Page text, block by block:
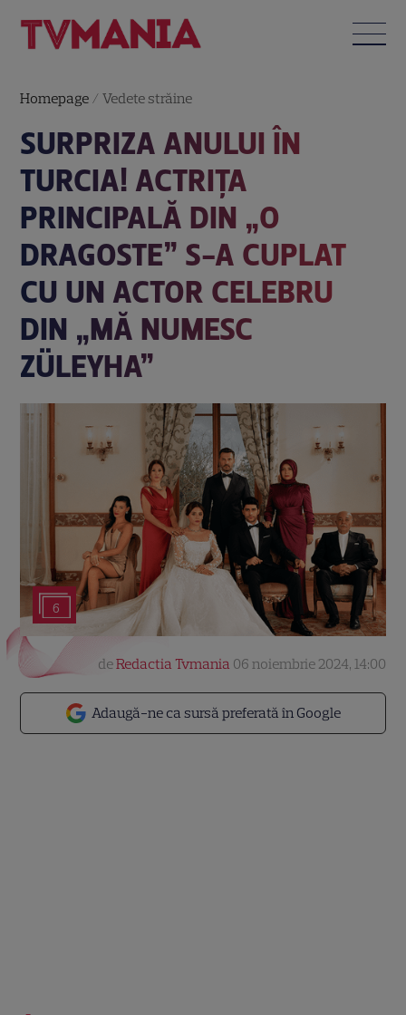
Homepage /Vedete străine
SURPRIZA ANULUI ÎN
TURCIA! ACTRIȚA
PRINCIPALĂ DIN „O
DRAGOSTE” S-A CUPLAT
CU UN ACTOR CELEBRU
DIN „MĂ NUMESC
ZÜLEYHA”
6
Adaugă-ne ca sursă preferată în Google
deRedactia Tvmania 06 noiembrie 2024, 14:00